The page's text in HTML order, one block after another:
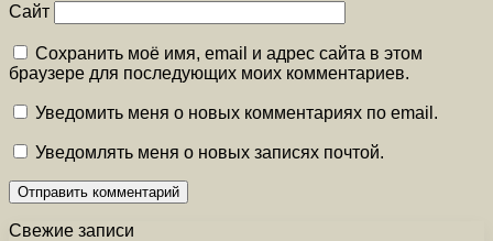
Сайт
Сохранить моё имя, email и адрес сайта в этом
браузере для последующих моих комментариев.
Уведомить меня о новых комментариях по email.
Уведомлять меня о новых записях почтой.
Свежие записи